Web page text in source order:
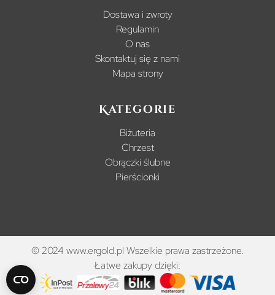
Dostawa i zwroty
Regulamin
O nas
Skontaktuj się z nami
Mapa strony
Kategorie
Biżuteria
Chrzest
Obrączki ślubne
Pierścionki
© 2024 www.ergold.pl Wszelkie prawa zastrzeżone.
Łatwe zakupy dzięki: